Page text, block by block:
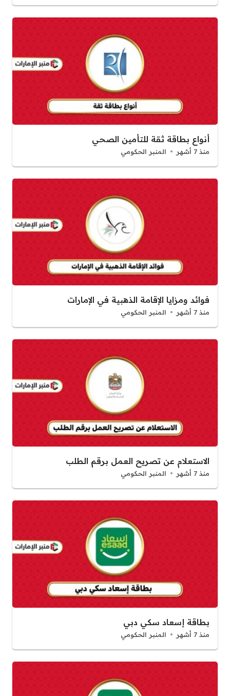
أنواع بطاقة ثقة للتأمين الصحي
منذ 7 أشهر المنبر الحكومي
فوائد ومزايا الإقامة الذهبية في الإمارات
منذ 7 أشهر المنبر الحكومي
الاستعلام عن تصريح العمل برقم الطلب
منذ 7 أشهر المنبر الحكومي
بطاقة إسعاد سكي دبي
منذ 7 أشهر المنبر الحكومي